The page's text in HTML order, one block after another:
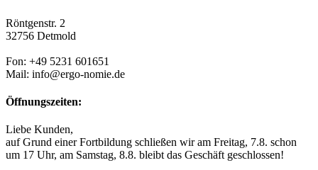
Röntgenstr. 2
32756 Detmold
Fon: +49 5231 601651
Mail: info@ergo-nomie.de
Öffnungszeiten:
Liebe Kunden,
auf Grund einer Fortbildung schließen wir am Freitag, 7.8. schon
um 17 Uhr, am Samstag, 8.8. bleibt das Geschäft geschlossen!